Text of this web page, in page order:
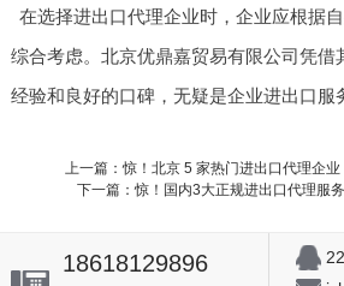
在选择进出口代理企业时，企业应根据
综合考虑。北京优鼎嘉贸易有限公司凭借
经验和良好的口碑，无疑是企业进出口服
上一篇：惊！北京 5 家热门进出口代理企业
下一篇：惊！国内3大正规进出口代理服
18618129896